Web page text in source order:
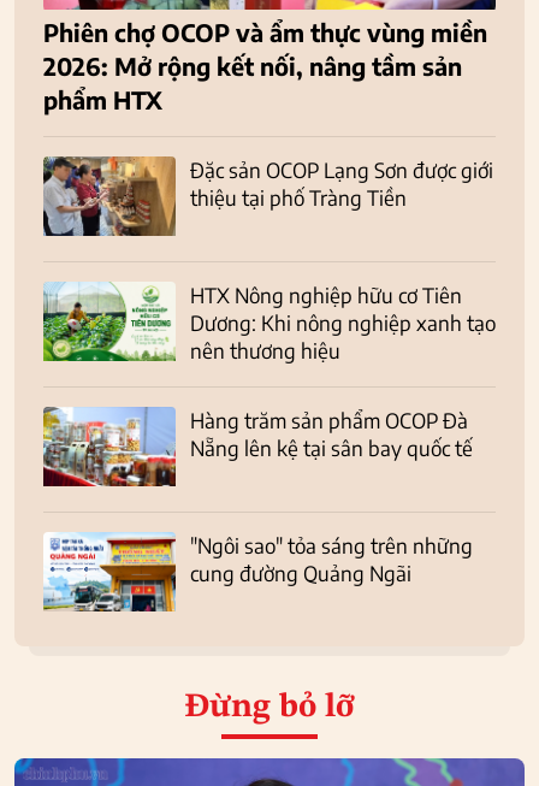
Phiên chợ OCOP và ẩm thực vùng miền
2026: Mở rộng kết nối, nâng tầm sản
phẩm HTX
Đặc sản OCOP Lạng Sơn được giới
thiệu tại phố Tràng Tiền
HTX Nông nghiệp hữu cơ Tiên
Dương: Khi nông nghiệp xanh tạo
nên thương hiệu
Hàng trăm sản phẩm OCOP Đà
Nẵng lên kệ tại sân bay quốc tế
"Ngôi sao" tỏa sáng trên những
cung đường Quảng Ngãi
Đừng bỏ lỡ